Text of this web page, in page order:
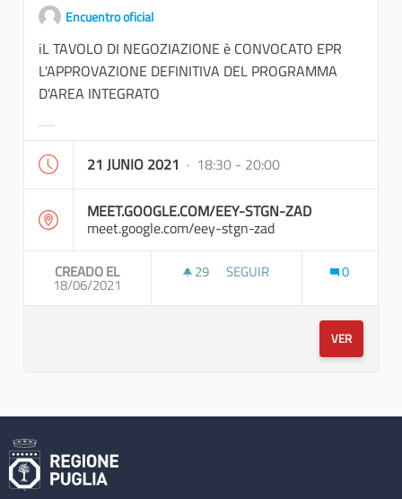
Encuentro oficial
iL TAVOLO DI NEGOZIAZIONE è CONVOCATO EPR
L'APPROVAZIONE DEFINITIVA DEL PROGRAMMA
D'AREA INTEGRATO
21 JUNIO 2021 · 18:30 - 20:00
MEET.GOOGLE.COM/EEY-STGN-ZAD
meet.google.com/eey-stgn-zad
CREADO EL
18/06/2021
29 29 SEGUIDORAS
SEGUIR 0
VER